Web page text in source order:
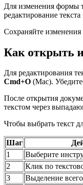
Для изменения формы
редактирование
Сохраняйте
Как открыть
Для редактирования
Cmd+O (Mac).
После открытия
текстом через
Чтобы выбрать текст
Шаг
1
Выберите
2
Клик по
3
Выделение всего